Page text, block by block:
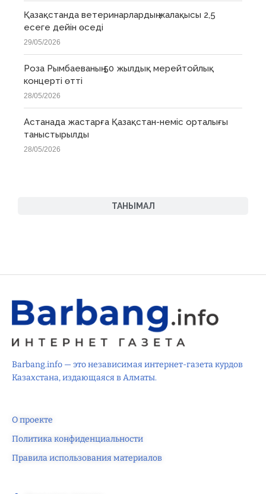
ТАНЫМАЛ
Қазақстанда ветеринарлардың жалақысы 2,5
есеге дейін өседі
29/05/2026
Роза Рымбаеваның 50 жылдық мерейтойлық
концерті өтті
28/05/2026
Астанада жастарға Қазақстан-неміс орталығы
таныстырылды
28/05/2026
Barbang.info — это независимая интернет-газета курдов
Казахстана, издающаяся в Алматы.
О проекте
Политика конфиденциальности
Правила использования материалов